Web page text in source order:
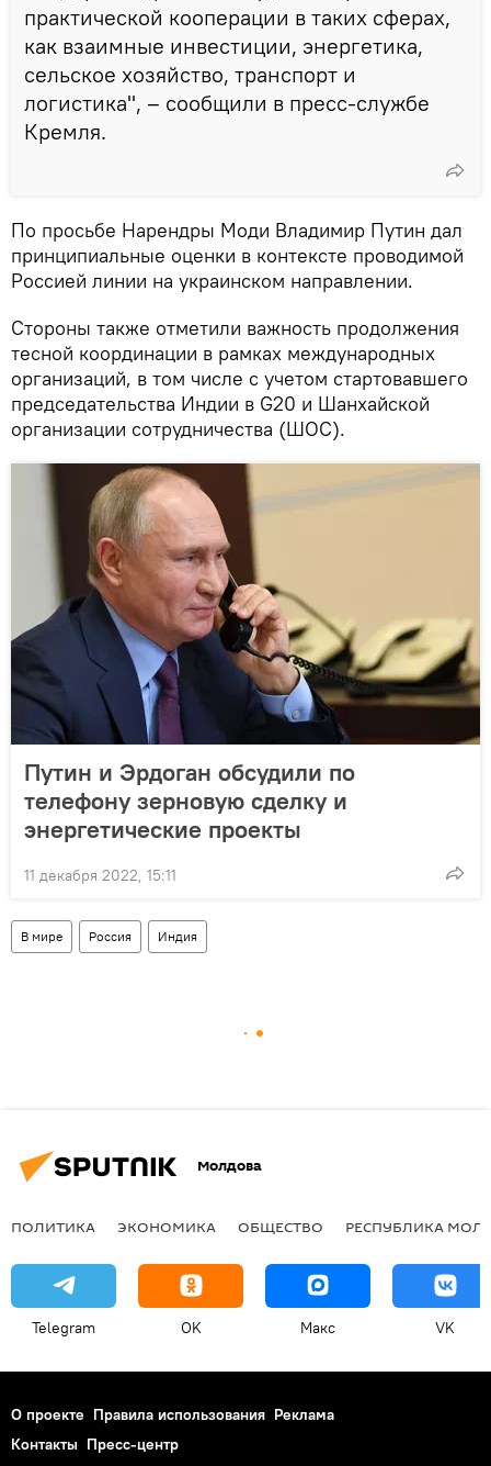
практической кооперации в таких сферах,
как взаимные инвестиции, энергетика,
сельское хозяйство, транспорт и
логистика", – сообщили в пресс-службе
Кремля.
По просьбе Нарендры Моди Владимир Путин дал
принципиальные оценки в контексте проводимой
Россией линии на украинском направлении.
Стороны также отметили важность продолжения
тесной координации в рамках международных
организаций, в том числе с учетом стартовавшего
председательства Индии в G20 и Шанхайской
организации сотрудничества (ШОС).
Путин и Эрдоган обсудили по
телефону зерновую сделку и
энергетические проекты
11 декабря 2022, 15:11
В мире Россия Индия
Молдова
ПОЛИТИКА ЭКОНОМИКА ОБЩЕСТВО РЕСПУБЛИКА
Telegram OK Макс VK
О проекте Правила использования Реклама
Контакты Пресс-центр